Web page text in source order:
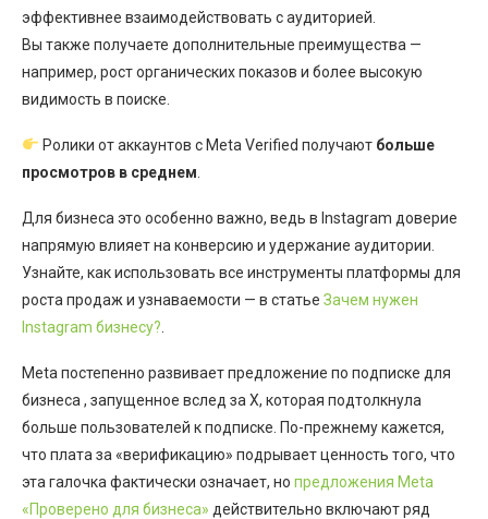
эффективнее взаимодействовать с аудиторией.
Вы также получаете дополнительные преимущества —
например, рост органических показов и более высокую
видимость в поиске.
Ролики от аккаунтов с Meta Verified получают больше
просмотров в среднем
Для бизнеса это особенно важно, ведь в Instagram доверие
напрямую влияет на конверсию и удержание аудитории.
Узнайте, как использовать все инструменты платформы для
роста продаж и узнаваемости — в статье Зачем нужен
Instagram бизнесу?
Meta постепенно развивает предложение по подписке для
бизнеса , запущенное вслед за X, которая подтолкнула
больше пользователей к подписке. По-прежнему кажется,
что плата за «верификацию» подрывает ценность того, что
эта галочка фактически означает, но предложения Meta
«Проверено для бизнеса» действительно включают ряд